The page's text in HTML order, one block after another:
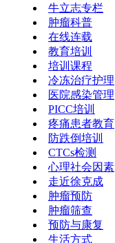
牛立志专栏
肿瘤科普
在线连载
教育培训
培训课程
冷冻治疗护理
医院感染管理
PICC培训
疼痛患者教育
防跌倒培训
CTCs检测
心理社会因素
走近徐克成
肿瘤预防
肿瘤筛查
预防与康复
生活方式